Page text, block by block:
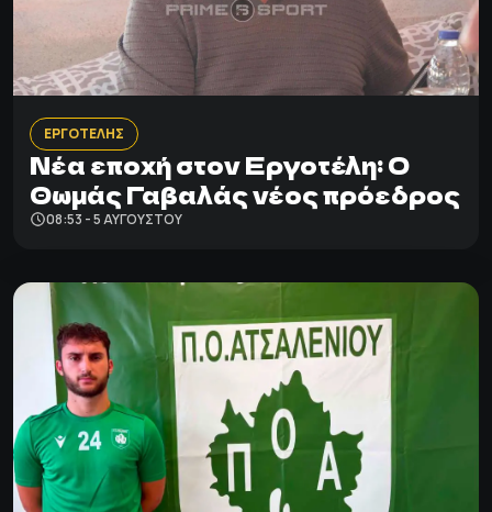
ΕΡΓΟΤΕΛΗΣ
Νέα εποχή στον Εργοτέλη: Ο
Θωμάς Γαβαλάς νέος πρόεδρος
08:53 - 5 ΑΥΓΟΎΣΤΟΥ